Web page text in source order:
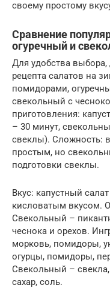
своему простому
Сравнение
огуречный и
Для удобства
рецепта салатов на
помидорами,
свекольный с
приготовления:
– 30 минут,
свеклы). Сложность:
простым, но
подготовки свеклы.
Вкус: капустный
кисловатым вкусом.
Свекольный –
чеснока и орехов.
морковь, помидоры,
огурцы, помидоры,
Свекольный – свекла,
сахар, соль.